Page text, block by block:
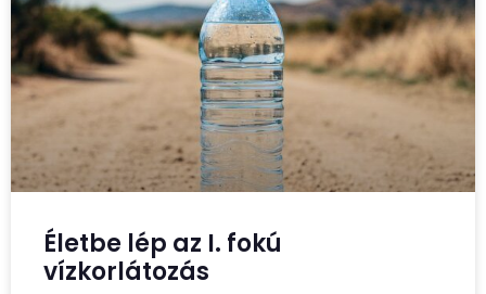
Életbe lép az I. fokú
vízkorlátozás